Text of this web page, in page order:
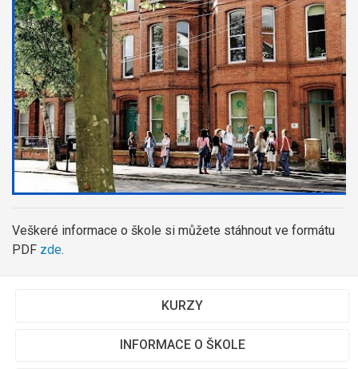
Veškeré informace o škole si můžete stáhnout ve formátu
PDF zde.
KURZY
INFORMACE O ŠKOLE